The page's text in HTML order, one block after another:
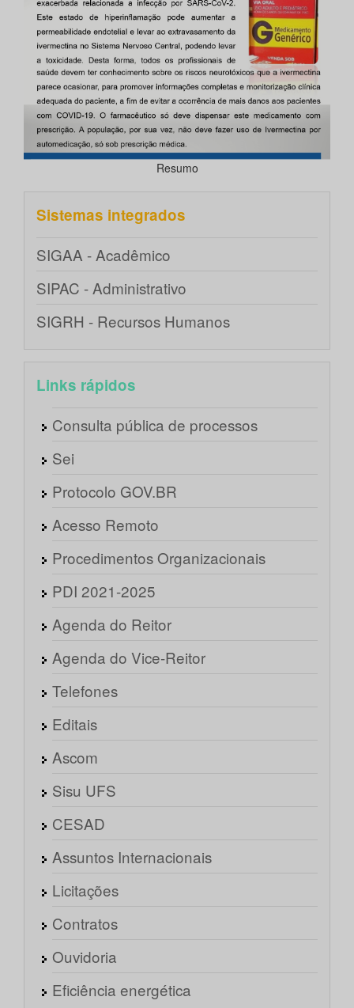
Resumo
Sistemas integrados
SIGAA - Acadêmico
SIPAC - Administrativo
SIGRH - Recursos Humanos
Links rápidos
Consulta pública de processos
Sei
Protocolo GOV.BR
Acesso Remoto
Procedimentos Organizacionais
PDI 2021-2025
Agenda do Reitor
Agenda do Vice-Reitor
Telefones
Editais
Ascom
Sisu UFS
CESAD
Assuntos Internacionais
Licitações
Contratos
Ouvidoria
Eficiência energética